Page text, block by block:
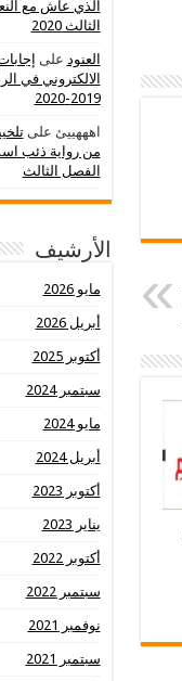
الذي عاش مع
الثالث 2020
العنود على
الالكتروني في
2019-2020
اهههييئ على
من رواية ذئب
الفصل الثالث
الأرشيف
مايو 2026
أبريل 2026
أكتوبر 2025
سبتمبر 2024
مايو 2024
أبريل 2024
أكتوبر 2023
يناير 2023
أكتوبر 2022
سبتمبر 2022
نوفمبر 2021
سبتمبر 2021